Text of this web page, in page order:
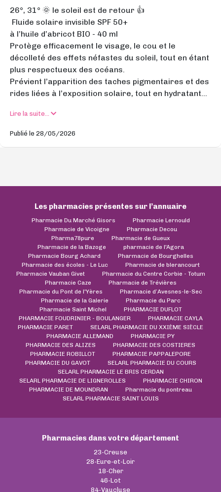
26°, 31° 🌞 le soleil est de retour 👍
Fluide solaire invisible SPF 50+
à l’huile d’abricot BIO - 40 ml
Protège efficacement le visage, le cou et le
décolleté des effets néfastes du soleil, tout en étant
plus respectueux des océans.
Prévient l’apparition des taches pigmentaires et des
rides liées à l’exposition solaire, tout en hydratant...
Lire la suite...
Publié le 28/05/2026
Les pharmacies présentes sur l’annuaire
Pharmacie Du Marché Gisors
Pharmacie Lernould
Pharmacie de Vicoigne
Pharmacie Decou
Pharma78pure
Pharmacie de Gueux
Pharmacie de la Bazoge
pharmacie de l'Agora
Pharmacie Bourg Achard
Pharmacie de Bourghelles
Pharmacie des écoles - Le Luc
Pharmacie de blerancourt
Pharmacie Vauban Givet
Pharmacie du Centre Corbie - Totum
Pharmacie Caze
Pharmacie de Trévières
Pharmacie du Pont de l'Yères
Pharmacie d’Avesnes-le-Sec
Pharmacie de la Galerie
Pharmacie du Parc
Pharmacie Saint Michel
PHARMACIE DUFLOT
PHARMACIE FOUDRINIER - BOULANGER
PHARMACIE CAYLA
PHARMACIE PARET
SELARL PHARMACIE DU XXIÈME SIÈCLE
PHARMACIE ALLEMAND
PHARMACIE PY
PHARMACIE DES ALIZES
PHARMACIE DES COSTIERES
PHARMACIE ROBILLOT
PHARMACIE PAPPALEPORE
PHARMACIE DU GAVOT
SELARL PHARMACIE DU COURS
SELARL PHARMACIE LE BRIS CERDAN
SELARL PHARMACIE DE LIGNEROLLES
PHARMACIE CHIRON
PHARMACIE DE MOUNDRAN
Pharmacie du pontreau
SELARL PHARMACIE SAINT LOUIS
Pharmacies dans votre département
23-Creuse
28-Eure-et-Loir
18-Cher
46-Lot
84-Vaucluse